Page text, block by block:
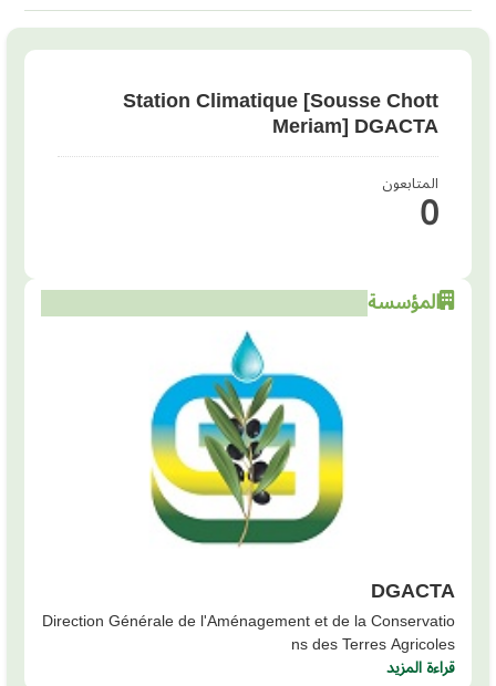
Station Climatique [Sousse Chott
Meriam] DGACTA
المتابعون0
المؤسسة
DGACTA
Direction Générale de l'Aménagement et de la Conservatio
ns des Terres Agricoles
قراءة المزيد